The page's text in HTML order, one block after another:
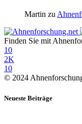
Martin zu
Finden Sie mit
10
2K
10
© 2024
Neueste Beiträge